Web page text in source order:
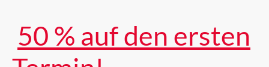
50 % auf den ersten